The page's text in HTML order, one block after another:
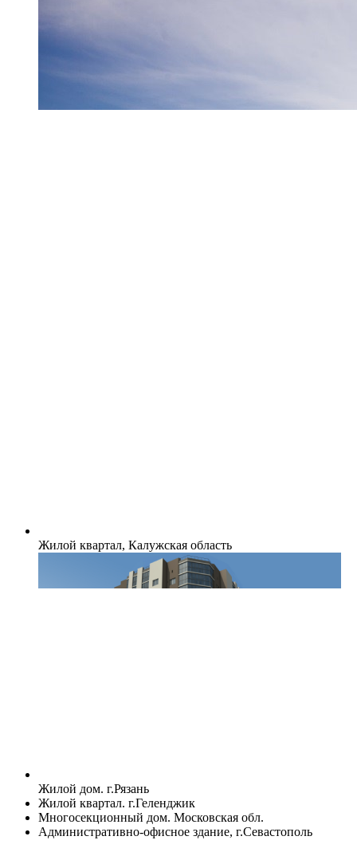
Жилой квартал, Калужская область
Жилой дом. г.Рязань
Жилой квартал. г.Геленджик
Многосекционный дом. Московская обл.
Административно-офисное здание, г.Севастополь